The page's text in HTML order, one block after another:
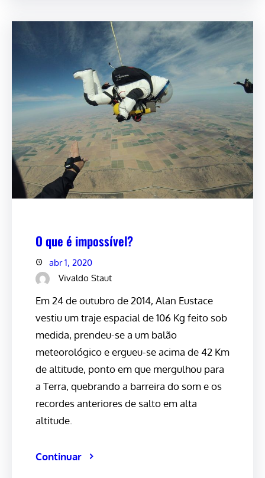
O que é impossível?
abr 1, 2020
Vivaldo Staut
Em 24 de outubro de 2014, Alan Eustace
vestiu um traje espacial de 106 Kg feito sob
medida, prendeu-se a um balão
meteorológico e ergueu-se acima de 42 Km
de altitude, ponto em que mergulhou para
a Terra, quebrando a barreira do som e os
recordes anteriores de salto em alta
altitude.
Continuar